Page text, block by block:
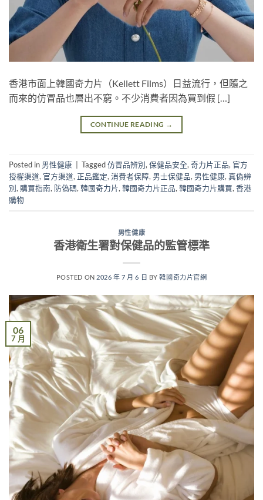
香港市面上韓國奇力片（Kellett Films）日益流行，但隨之
而來的仿冒品也層出不窮。不少消費者因為買到假 […]
CONTINUE READING →
Posted in 男性健康 Tagged仿冒品辨別, 保健品安全, 奇力片正品, 官方
授權渠道, 官方渠道, 正品鑑定, 消費者保障, 男士保健品, 男性健康, 真偽辨
別, 購買指南, 防偽碼, 韓國奇力片, 韓國奇力片正品, 韓國奇力片購買, 香港
購物
男性健康
香港衛生署對保健品的監管標準
POSTED ON 2026 年 7 月 6 日 BY韓國奇力片官網
06
7 月